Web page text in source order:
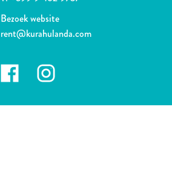
Bezoek website
rent@kurahulanda.com